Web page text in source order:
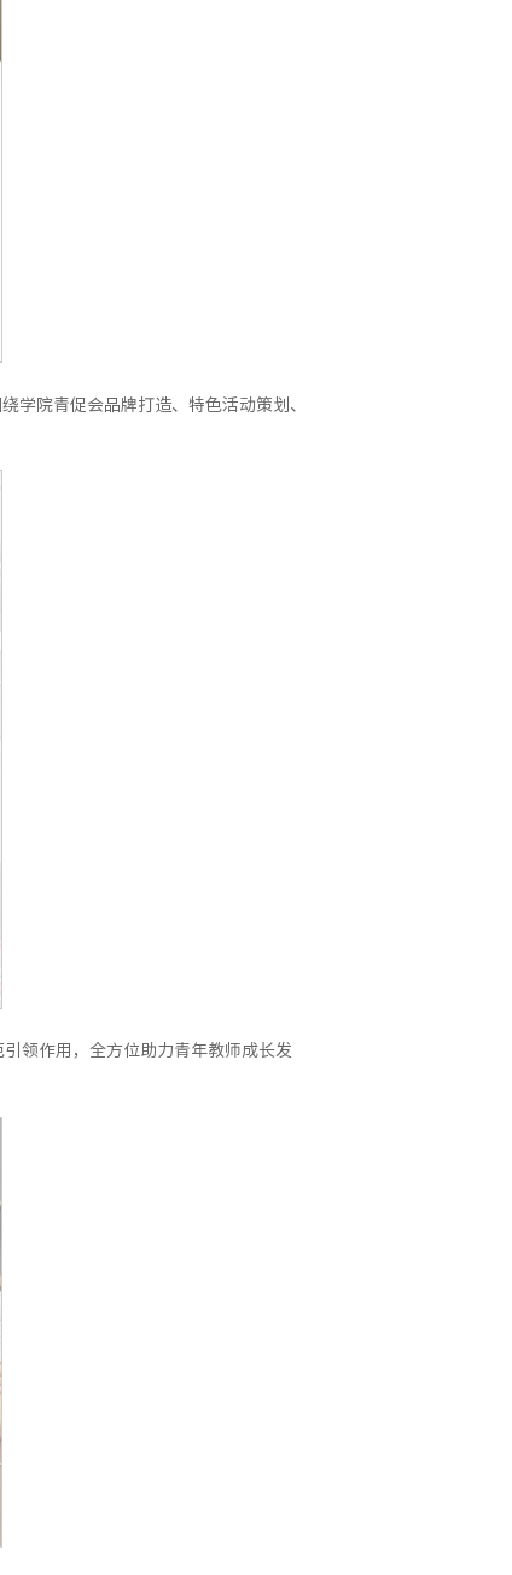
院青促会品牌打造、特色活动策划、
领作用，全方位助力青年教师成长发